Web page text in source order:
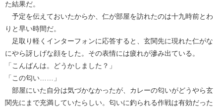
た結果だ。
予定を伝えておいたからか、仁が部屋を訪れたのは十九時前とわ
りと早い時間だ。
足取り軽くインターフォンに応答すると、玄関先に現れた仁がな
にやら訝しげな顔をした。その表情には疲れが滲み出ている。
「こんばんは。どうかしました？」
「この匂い……」
部屋にいた自分は気づかなかったが、カレーの匂いがどうやら玄
関先にまで充満していたらしい。匂いに釣られる作戦は有効だった